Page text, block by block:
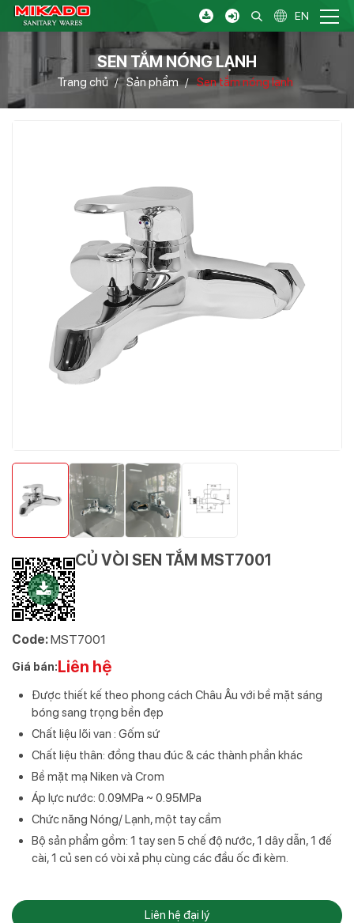
EN
SEN TẮM NÓNG LẠNH
Trang chủ / Sản phẩm / Sen tắm nóng lạnh
CỦ VÒI SEN TẮM MST7001
Code:MST7001
Giá bán:Liên hệ
Được thiết kế theo phong cách Châu Âu với bề mặt sáng
bóng sang trọng bền đẹp
Chất liệu lõi van : Gốm sứ
Chất liệu thân: đồng thau đúc & các thành phần khác
Bề mặt mạ Niken và Crom
Áp lực nước: 0.09MPa ~ 0.95MPa
Chức năng Nóng/ Lạnh, một tay cầm
Bộ sản phẩm gồm: 1 tay sen 5 chế độ nước, 1 dây dẫn, 1 đế
cài, 1 củ sen có vòi xả phụ cùng các đầu ốc đi kèm.
Liên hệ đại lý